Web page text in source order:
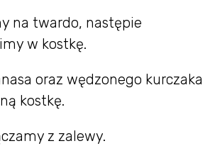
na twardo, następie
w kostkę.
oraz wędzonego kurczaka
kostkę.
z zalewy.